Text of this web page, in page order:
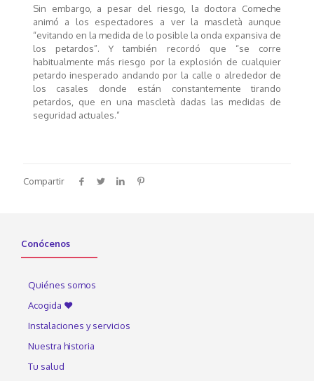
Sin embargo, a pesar del riesgo, la doctora Comeche
animó a los espectadores a ver la mascletà aunque
“evitando en la medida de lo posible la onda expansiva de
los petardos”. Y también recordó que “se corre
habitualmente más riesgo por la explosión de cualquier
petardo inesperado andando por la calle o alrededor de
los casales donde están constantemente tirando
petardos, que en una mascletà dadas las medidas de
seguridad actuales.”
Compartir
Conócenos
Quiénes somos
Acogida ♥
Instalaciones y servicios
Nuestra historia
Tu salud